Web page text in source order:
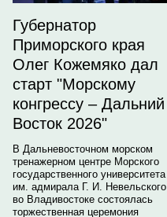
Губернатор
Приморского края
Олег Кожемяко дал
старт "Морскому
конгрессу – Дальний
Восток 2026"
В Дальневосточном морском
тренажерном центре Морского
государственного университета
им. адмирала Г. И. Невельского
во Владивостоке состоялась
торжественная церемония